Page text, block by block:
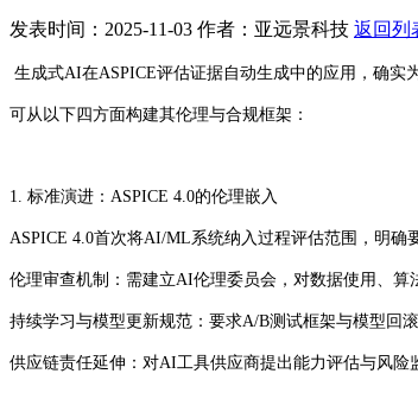
发表时间：2025-11-03 作者：亚远景科技 返回列
生成式AI在ASPICE评估证据自动生成中的应用，确实
可从以下四方面构建其伦理与合规框架：
1. 标准演进：ASPICE 4.0的伦理嵌入
ASPICE 4.0首次将AI/ML系统纳入过程评估范围，明确
伦理审查机制：需建立AI伦理委员会，对数据使用、算
持续学习与模型更新规范：要求A/B测试框架与模型回
供应链责任延伸：对AI工具供应商提出能力评估与风险